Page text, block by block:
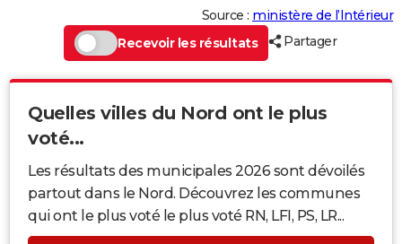
Source : ministère de l’Intérieur
Recevoir les résultats
Partager
Quelles villes du Nord ont le plus
voté...
Les résultats des municipales 2026 sont dévoilés
partout dans le Nord. Découvrez les communes
qui ont le plus voté le plus voté RN, LFI, PS, LR...